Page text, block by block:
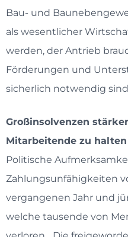
Bau- und
als wesentlicher
werden, der Antrieb
Förderungen und
sicherlich notwendig
Großinsolvenzen
Mitarbeitende zu halten
Politische
Zahlungsunfähigkeiten
vergangenen Jahr und
welche tausende von